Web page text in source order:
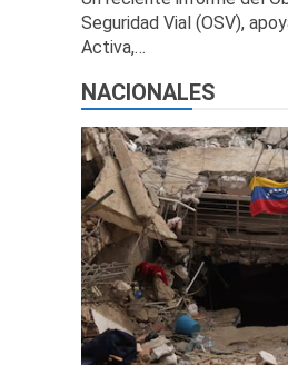
Seguridad Vial (OSV),
Activa,…
NACIONALES